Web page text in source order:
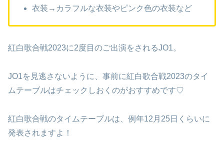
衣装→カラフルな衣装やピンク色の衣装など
紅白歌合戦2023に2度目のご出演をされるJO1。
JO1を見逃さないように、事前に紅白歌合戦2023のタイ
ムテーブルはチェックしおくのがおすすめです♡
紅白歌合戦のタイムテーブルは、例年12月25日くらいに
発表されますよ！